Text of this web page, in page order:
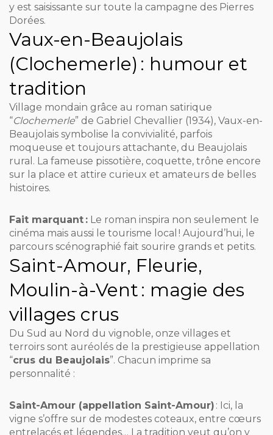
y est saisissante sur toute la campagne des Pierres
Dorées.
Vaux-en-Beaujolais
(Clochemerle) : humour et
tradition
Village mondain grâce au roman satirique
“Clochemerle” de Gabriel Chevallier (1934), Vaux-en-
Beaujolais symbolise la convivialité, parfois
moqueuse et toujours attachante, du Beaujolais
rural. La fameuse pissotière, coquette, trône encore
sur la place et attire curieux et amateurs de belles
histoires.
Fait marquant : Le roman inspira non seulement le
cinéma mais aussi le tourisme local ! Aujourd’hui, le
parcours scénographié fait sourire grands et petits.
Saint-Amour, Fleurie,
Moulin-à-Vent : magie des
villages crus
Du Sud au Nord du vignoble, onze villages et
terroirs sont auréolés de la prestigieuse appellation
“crus du Beaujolais”. Chacun imprime sa
personnalité :
Saint-Amour (appellation Saint-Amour) : Ici, la
vigne s’offre sur de modestes coteaux, entre cœurs
entrelacés et légendes… La tradition veut qu’on y